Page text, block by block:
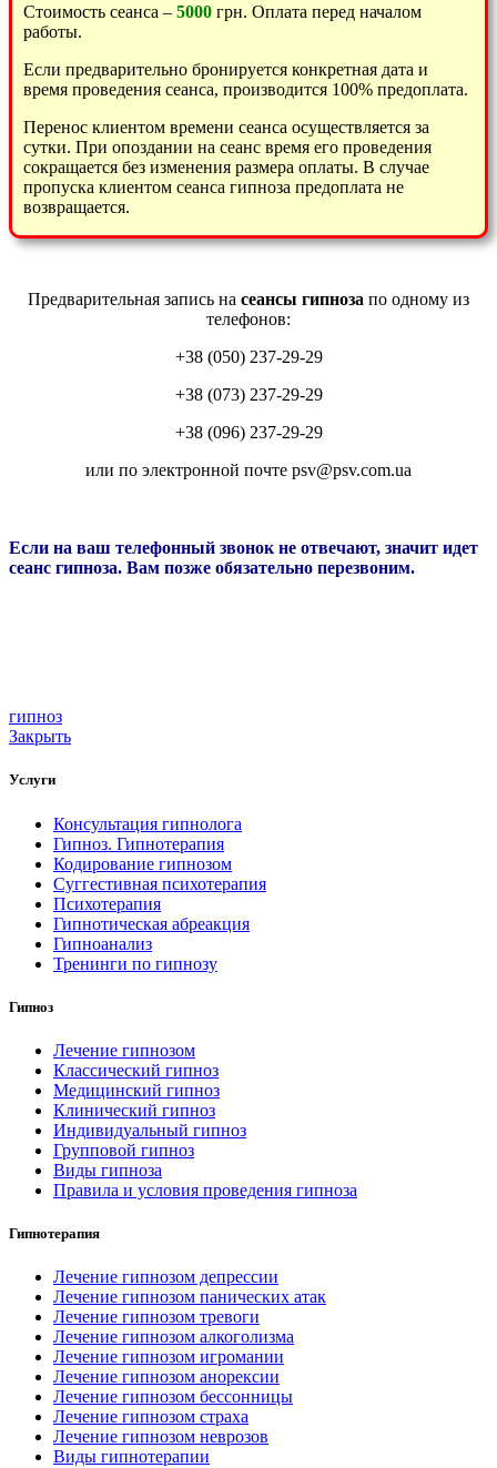
Стоимость сеанса – 5000 грн. Оплата перед началом
работы.
Если предварительно бронируется конкретная дата и
время проведения сеанса, производится 100% предоплата.
Перенос клиентом времени сеанса осуществляется за
сутки. При опоздании на сеанс время его проведения
сокращается без изменения размера оплаты. В случае
пропуска клиентом сеанса гипноза предоплата не
возвращается.
Предварительная запись на сеансы гипноза по одному из
телефонов:
+38 (050) 237-29-29
+38 (073) 237-29-29
+38 (096) 237-29-29
или по электронной почте psv@psv.com.ua
Если на ваш телефонный звонок не отвечают, значит идет
сеанс гипноза. Вам позже обязательно перезвоним.
гипноз
Закрыть
Услуги
Консультация гипнолога
Гипноз. Гипнотерапия
Кодирование гипнозом
Суггестивная психотерапия
Психотерапия
Гипнотическая абреакция
Гипноанализ
Тренинги по гипнозу
Гипноз
Лечение гипнозом
Классический гипноз
Медицинский гипноз
Клинический гипноз
Индивидуальный гипноз
Групповой гипноз
Виды гипноза
Правила и условия проведения гипноза
Гипнотерапия
Лечение гипнозом депрессии
Лечение гипнозом панических атак
Лечение гипнозом тревоги
Лечение гипнозом алкоголизма
Лечение гипнозом игромании
Лечение гипнозом анорексии
Лечение гипнозом бессонницы
Лечение гипнозом страха
Лечение гипнозом неврозов
Виды гипнотерапии